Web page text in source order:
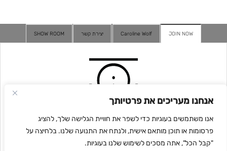
אנחנו מעריכים את פרטיותך
אנו משתמשים בעוגיות כדי לשפר את חוויית הגלישה שלך, להציג
פרסומות או תוכן מותאם אישית, ולנתח את התנועה שלנו. בלחיצה על
"קבל הכל", אתה מסכים לשימוש שלנו בעוגיות.
JOIN NOW
Caroline Wolf יצירת קשר SHOW ROOM